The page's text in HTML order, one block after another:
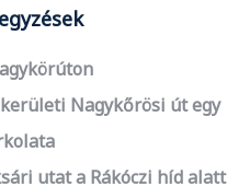
Nagykőrösi út egy
utat a Rákóczi híd alatt